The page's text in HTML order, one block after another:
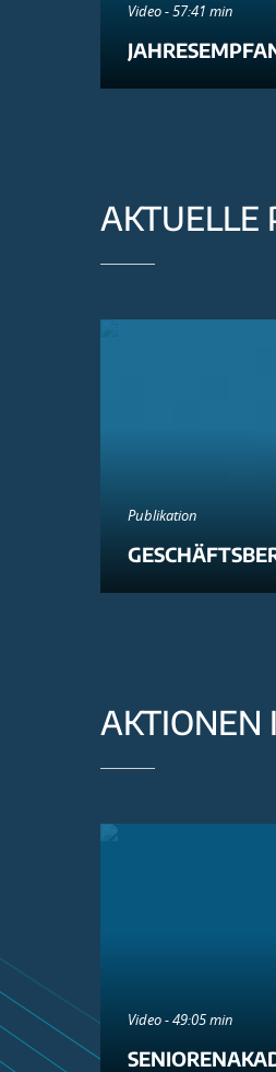
Video - 57:41 min
AKTUELLE
Publikation
AKTIONEN
Video - 49:05 min